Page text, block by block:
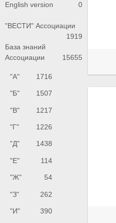
English version 0
"ВЕСТИ" Ассоциации
1919
База знаний
Ассоциации
15655
"А" 1716
"Б" 1507
"В" 1217
"Г" 1226
"Д" 1438
"Е" 114
"Ж" 54
"З" 262
"И" 390